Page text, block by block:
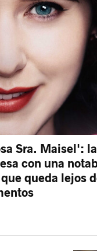
Sra. Maisel':
con una
queda lejos